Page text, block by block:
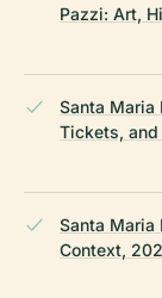
Pazzi: Art,
Santa Maria
Tickets, and
Santa
Context,